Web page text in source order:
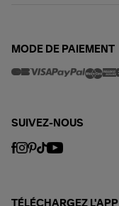
MODE DE PAIEMENT
SUIVEZ-NOUS
TÉLÉCHARGEZ